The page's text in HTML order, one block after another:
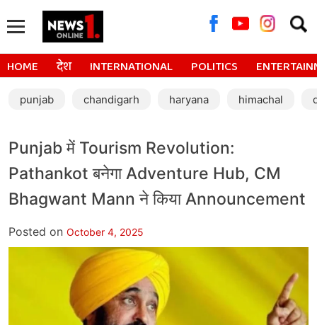
for:
HOME देश INTERNATIONAL POLITICS
punjab chandigarh haryana himachal
Punjab में Tourism Revolution:
Pathankot बनेगा Adventure Hub, CM
Bhagwant Mann ने किया Announcement
Posted on October 4, 2025